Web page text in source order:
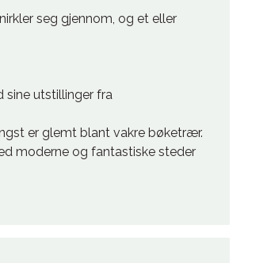
seg gjennom, og et eller
sine utstillinger fra
er glemt blant vakre bøketrær.
moderne og fantastiske steder